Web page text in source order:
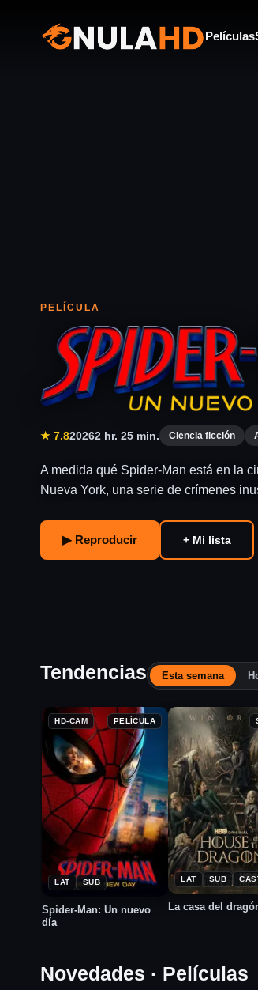
Películas
PELÍCULA
★ 6.020262 hr. 52 min. Aventura
Odiseo, el legendario rey de Ítaca,
casa tras la guerra de Troya. A lo
▶ Reproducir + Mi lista
Tendencias Esta semana
PELÍCULA
HD-CAM
LAT SUB
7.8
2026
Spider-Man: Un nuevo
día
LAT SUB
★
8.3
2022
La casa del
Novedades · Películas